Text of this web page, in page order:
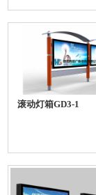
滚动灯箱GD3-1